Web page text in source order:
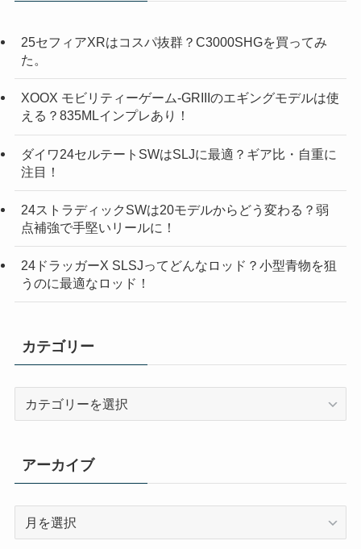
25セフィアXRはコスパ抜群？C3000SHGを買ってみ
た。
XOOX モビリティーゲーム-GRIIIのエギングモデルは使
える？835MLインプレあり！
ダイワ24セルテートSWはSLJに最適？ギア比・自重に
注目！
24ストラディックSWは20モデルからどう変わる？弱
点補強で手堅いリールに！
24ドラッガーX SLSJってどんなロッド？小型青物を狙
うのに最適なロッド！
カテゴリー
リ
ー
アーカイブ